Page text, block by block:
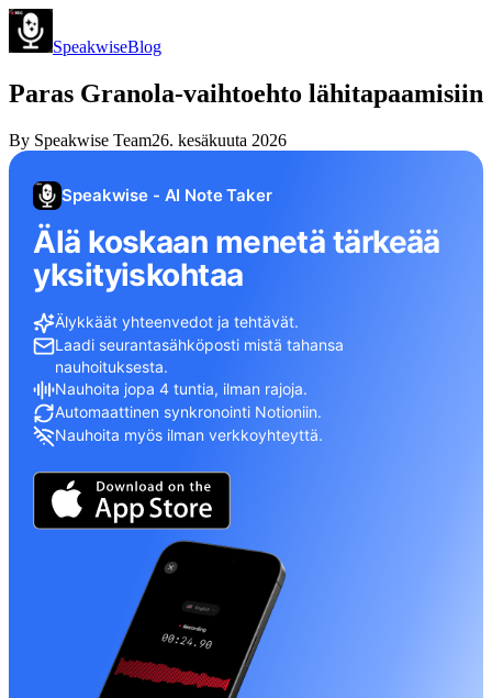
SpeakwiseBlog
Paras Granola-vaihtoehto lähitapaamisiin
By Speakwise Team26. kesäkuuta 2026
Speakwise - AI Note Taker
Älä koskaan menetä tärkeää
yksityiskohtaa
Älykkäät yhteenvedot ja tehtävät.
Laadi seurantasähköposti mistä tahansa
nauhoituksesta.
Nauhoita jopa 4 tuntia, ilman rajoja.
Automaattinen synkronointi Notioniin.
Nauhoita myös ilman verkkoyhteyttä.